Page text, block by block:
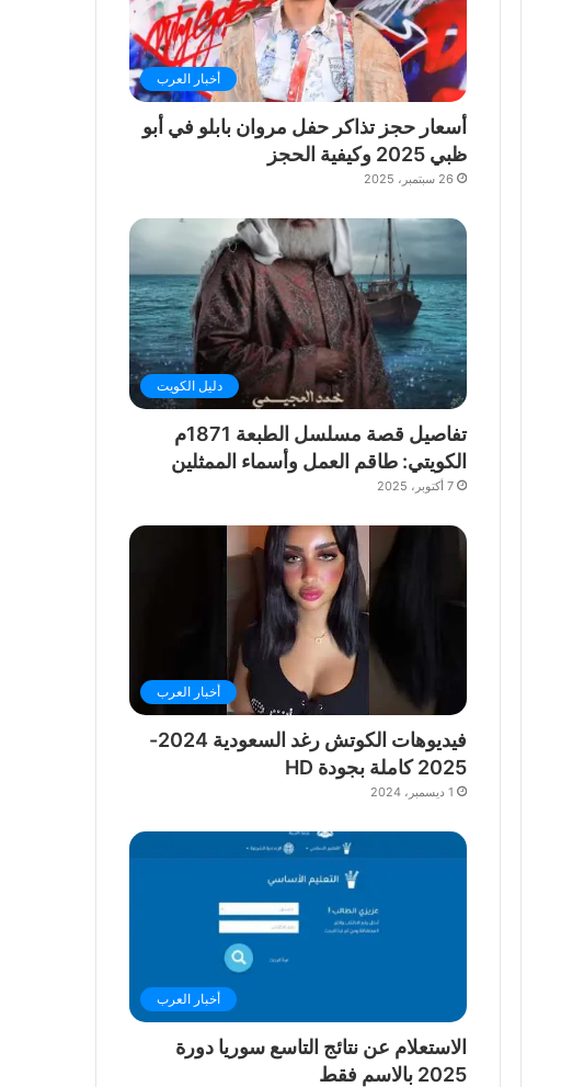
أخبار العرب
أسعار حجز تذاكر حفل مروان بابلو في أبو
ظبي 2025 وكيفية الحجز
26 سبتمبر، 2025
دليل الكويت
تفاصيل قصة مسلسل الطبعة 1871م
الكويتي: طاقم العمل وأسماء الممثلين
7 أكتوبر، 2025
أخبار العرب
فيديوهات الكوتش رغد السعودية 2024-
2025 كاملة بجودة HD
1 ديسمبر، 2024
أخبار العرب
الاستعلام عن نتائج التاسع سوريا دورة
2025 بالاسم فقط